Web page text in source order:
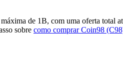
de 1B, com uma oferta total
sobre como comprar Coin98